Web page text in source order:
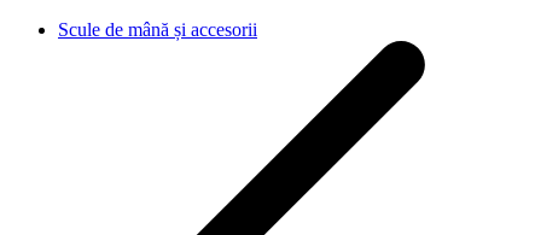
Scule de mână și accesorii